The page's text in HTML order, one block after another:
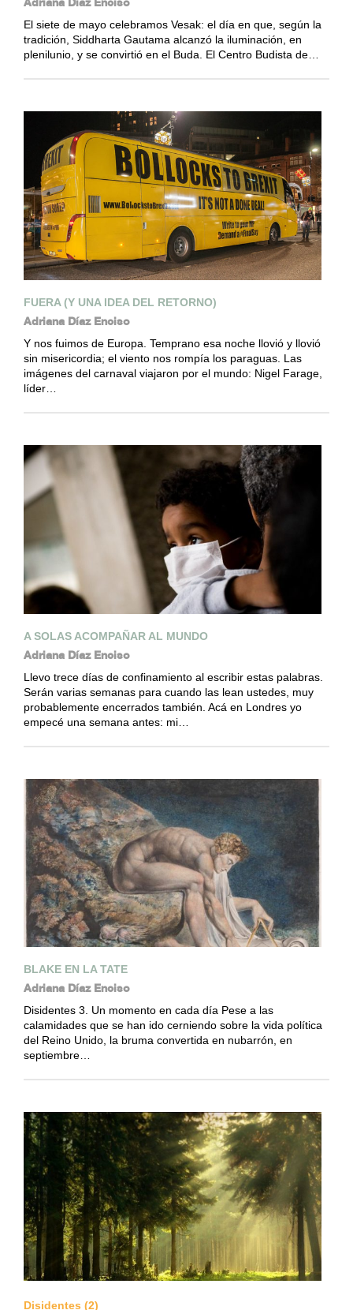
El siete de mayo celebramos Vesak: el día en que, según la
tradición, Siddharta Gautama alcanzó la iluminación, en
plenilunio, y se convirtió en el Buda. El Centro Budista de…
FUERA (Y UNA IDEA DEL RETORNO)
Adriana Díaz Enciso
Y nos fuimos de Europa. Temprano esa noche llovió y llovió
sin misericordia; el viento nos rompía los paraguas. Las
imágenes del carnaval viajaron por el mundo: Nigel Farage,
líder…
A SOLAS ACOMPAÑAR AL MUNDO
Adriana Díaz Enciso
Llevo trece días de confinamiento al escribir estas palabras.
Serán varias semanas para cuando las lean ustedes, muy
probablemente encerrados también. Acá en Londres yo
empecé una semana antes: mi…
BLAKE EN LA TATE
Adriana Díaz Enciso
Disidentes 3. Un momento en cada día Pese a las
calamidades que se han ido cerniendo sobre la vida política
del Reino Unido, la bruma convertida en nubarrón, en
septiembre…
Disidentes (2)